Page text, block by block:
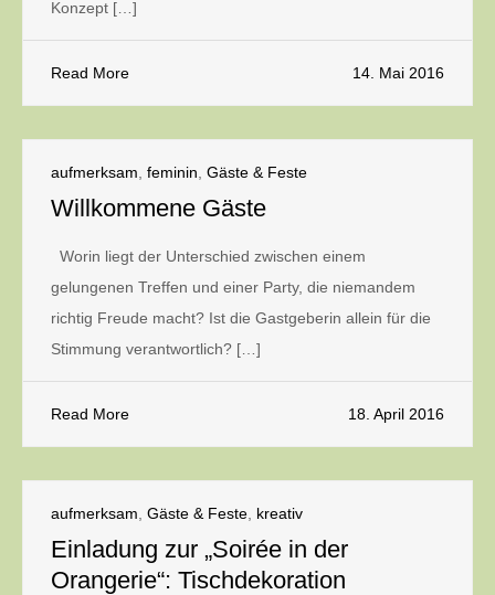
Konzept […]
Read More 14. Mai 2016
aufmerksam feminin Gäste & Feste
Willkommene Gäste
Worin liegt der Unterschied zwischen einem
gelungenen Treffen und einer Party, die niemandem
richtig Freude macht? Ist die Gastgeberin allein für die
Stimmung verantwortlich? […]
Read More 18. April 2016
aufmerksam Gäste & Feste kreativ
Einladung zur „Soirée in der
Orangerie“: Tischdekoration